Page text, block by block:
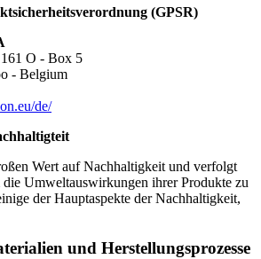
(GPSR)
O - Box 5
- Belgium
de/
Wert auf Nachhaltigkeit und verfolgt
Umweltauswirkungen ihrer Produkte zu
der Hauptaspekte der Nachhaltigkeit,
und Herstellungsprozesse